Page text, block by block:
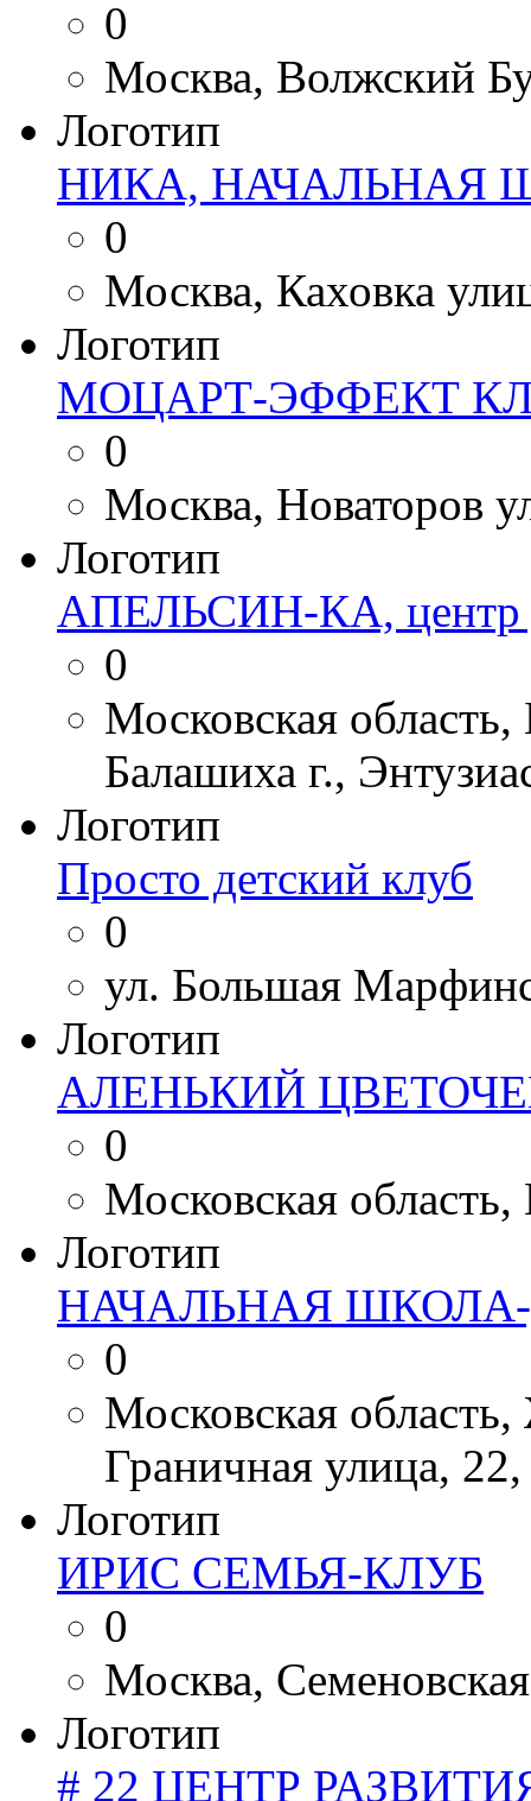
0
Москва, Волжский
Логотип
НИКА, НАЧАЛЬНАЯ
0
Москва, Каховка
Логотип
МОЦАРТ-ЭФФЕКТ
0
Москва, Новаторов
Логотип
АПЕЛЬСИН-КА, центр
0
Московская
Балашиха г.,
Логотип
Просто детский клуб
0
ул. Большая
Логотип
АЛЕНЬКИЙ
0
Московская
Логотип
НАЧАЛЬНАЯ
0
Московская
Граничная улица,
Логотип
ИРИС СЕМЬЯ-КЛУБ
0
Москва,
Логотип
# 22 ЦЕНТР